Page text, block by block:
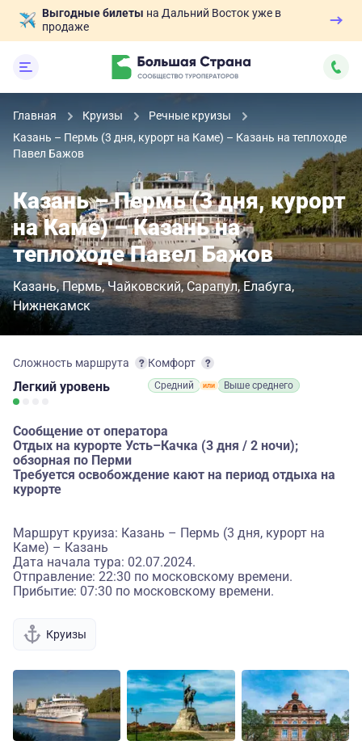
Выгодные билеты на Дальний Восток уже в
продаже
Главная Круизы
Речные круизы
Казань – Пермь (3 дня, курорт на Каме) – Казань на теплоходе
Павел Бажов
Казань – Пермь (3 дня, курорт
на Каме) – Казань на
теплоходе Павел Бажов
Казань Пермь Чайковский Сарапул Елабуга
Нижнекамск
Сложность маршрута
Легкий уровень
Комфорт
Средний Выше среднего
Сообщение от оператора
Отдых на курорте Усть–Качка (3 дня / 2 ночи);
обзорная по Перми
Требуется освобождение кают на период отдыха на
курорте
Маршрут круиза: Казань – Пермь (3 дня, курорт на
Каме) – Казань
Дата начала тура: 02.07.2024.
Отправление: 22:30 по московскому времени.
Прибытие: 07:30 по московскому времени.
Круизы